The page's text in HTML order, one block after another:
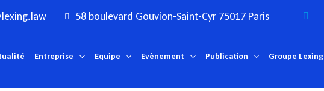
58 boulevard Gouvion-Saint-Cyr 75017 Paris
Entreprise Equipe Evènement Publication Groupe Lexing